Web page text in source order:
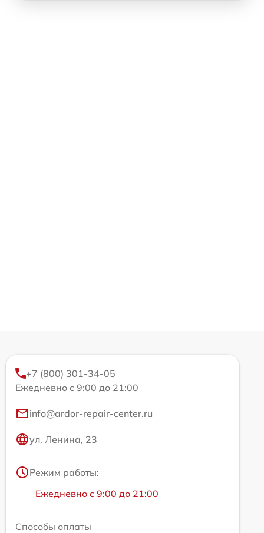
+7 (800) 301-34-05
Ежедневно с 9:00 до 21:00
info@ardor-repair-center.ru
ул. Ленина, 23
Режим работы:
Ежедневно с 9:00 до 21:00
Способы оплаты